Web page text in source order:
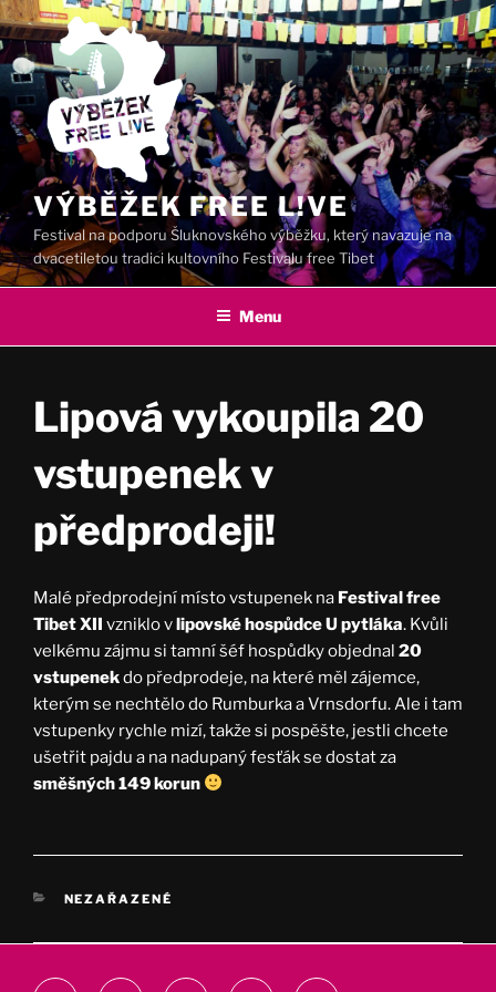
Přejít
k
obsahu
webu
VÝBĚŽEK FREE L!VE
Festival na podporu Šluknovského výběžku, který navazuje na
dvacetiletou tradici kultovního Festivalu free Tibet
Menu
Lipová vykoupila 20
vstupenek v
předprodeji!
Malé předprodejní místo vstupenek na Festival free
Tibet XII vzniklo vlipovské hospůdce U pytláka. Kvůli
velkému zájmu si tamní šéf hospůdky objednal 20
vstupenekdo předprodeje, na které měl zájemce,
kterým se nechtělo do Rumburka a Vrnsdorfu. Ale i tam
vstupenky rychle mizí, takže si pospěšte, jestli chcete
ušetřit pajdu a na nadupaný fesťák se dostat za
směšných 149 korun
RUBRIKY
NEZAŘAZENÉ